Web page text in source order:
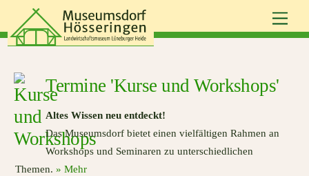
content
Termine 'Kurse und Workshops'
Altes Wissen neu entdeckt!
Das Museumsdorf bietet einen vielfältigen Rahmen an
Workshops und Seminaren zu unterschiedlichen
Themen.» Mehr